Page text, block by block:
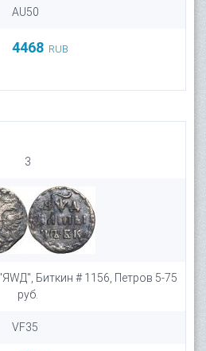
AU50
4468 RUB
3
Биткин # 1156, Петров 5-75
руб.
VF35